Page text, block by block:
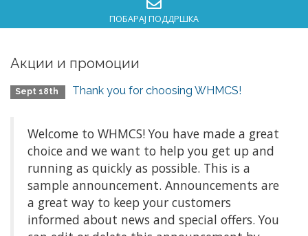
ПОБАРАЈ ПОДДРШКА
Акции и промоции
Sept 18th Thank you for choosing WHMCS!
Welcome to WHMCS! You have made a great
choice and we want to help you get up and
running as quickly as possible. This is a
sample announcement. Announcements are
a great way to keep your customers
informed about news and special offers. You